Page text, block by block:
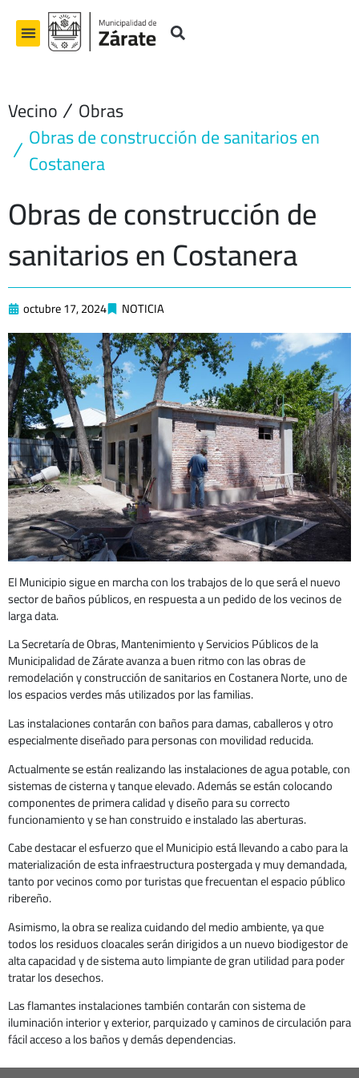
contenido
Vecino Obras
Obras de construcción de sanitarios en
Costanera
Obras de construcción de
sanitarios en Costanera
octubre 17, 2024 NOTICIA
El Municipio sigue en marcha con los trabajos de lo que será el nuevo
sector de baños públicos, en respuesta a un pedido de los vecinos de
larga data.
La Secretaría de Obras, Mantenimiento y Servicios Públicos de la
Municipalidad de Zárate avanza a buen ritmo con las obras de
remodelación y construcción de sanitarios en Costanera Norte, uno de
los espacios verdes más utilizados por las familias.
Las instalaciones contarán con baños para damas, caballeros y otro
especialmente diseñado para personas con movilidad reducida.
Actualmente se están realizando las instalaciones de agua potable, con
sistemas de cisterna y tanque elevado. Además se están colocando
componentes de primera calidad y diseño para su correcto
funcionamiento y se han construido e instalado las aberturas.
Cabe destacar el esfuerzo que el Municipio está llevando a cabo para la
materialización de esta infraestructura postergada y muy demandada,
tanto por vecinos como por turistas que frecuentan el espacio público
ribereño.
Asimismo, la obra se realiza cuidando del medio ambiente, ya que
todos los residuos cloacales serán dirigidos a un nuevo biodigestor de
alta capacidad y de sistema auto limpiante de gran utilidad para poder
tratar los desechos.
Las flamantes instalaciones también contarán con sistema de
iluminación interior y exterior, parquizado y caminos de circulación para
fácil acceso a los baños y demás dependencias.